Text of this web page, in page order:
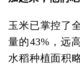
玉米已掌控了
量的43%，远
水稻种植面积